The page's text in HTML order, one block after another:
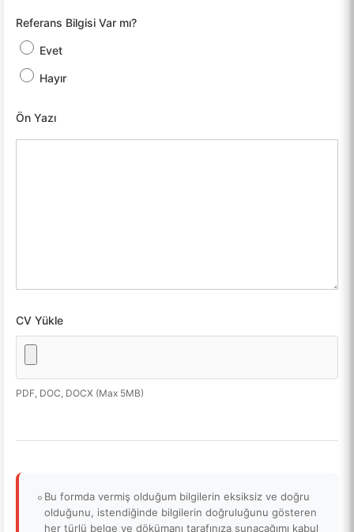
Referans Bilgisi Var mı?
Evet
Hayır
Ön Yazı
CV Yükle
PDF, DOC, DOCX (Max 5MB)
Bu formda vermiş olduğum bilgilerin eksiksiz ve doğru
olduğunu, istendiğinde bilgilerin doğruluğunu gösteren
her türlü belge ve dökümanı tarafınıza sunacağımı kabul